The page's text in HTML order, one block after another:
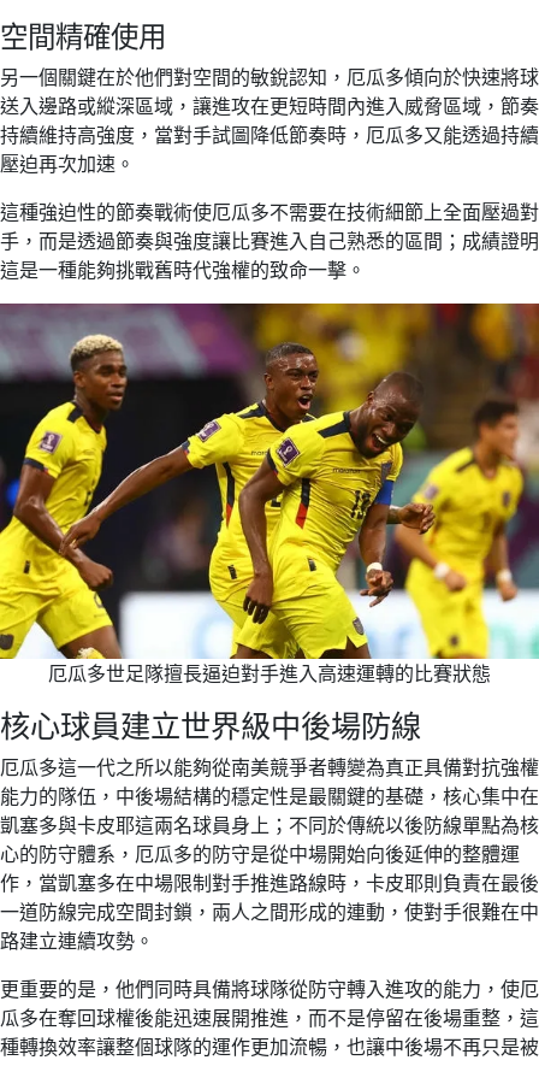
空間精確使用
另一個關鍵在於他們對空間的敏銳認知，厄瓜多傾向於快速將球
送入邊路或縱深區域，讓進攻在更短時間內進入威脅區域，節奏
持續維持高強度，當對手試圖降低節奏時，厄瓜多又能透過持續
壓迫再次加速。
這種強迫性的節奏戰術使厄瓜多不需要在技術細節上全面壓過對
手，而是透過節奏與強度讓比賽進入自己熟悉的區間；成績證明
這是一種能夠挑戰舊時代強權的致命一擊。
厄瓜多世足隊擅長逼迫對手進入高速運轉的比賽狀態
核心球員建立世界級中後場防線
厄瓜多這一代之所以能夠從南美競爭者轉變為真正具備對抗強權
能力的隊伍，中後場結構的穩定性是最關鍵的基礎，核心集中在
凱塞多與卡皮耶這兩名球員身上；不同於傳統以後防線單點為核
心的防守體系，厄瓜多的防守是從中場開始向後延伸的整體運
作，當凱塞多在中場限制對手推進路線時，卡皮耶則負責在最後
一道防線完成空間封鎖，兩人之間形成的連動，使對手很難在中
路建立連續攻勢。
更重要的是，他們同時具備將球隊從防守轉入進攻的能力，使厄
瓜多在奪回球權後能迅速展開推進，而不是停留在後場重整，這
種轉換效率讓整個球隊的運作更加流暢，也讓中後場不再只是被